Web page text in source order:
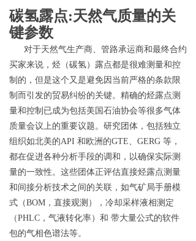
碳氢露点:天然气质量的关
键参数
对于天然气生产商、管路承运商和最终合约
买家来说，烃（碳氢）露点都是很难测量和控
制的，但是这个又是避免因当前严格的条款限
制而引发的贸易纠纷的关键。精确的烃露点测
量和控制已成为包括美国石油协会等很多气体
质量会议上的重要议题。研究团体，包括独立
组织如北美的API 和欧洲 的GTE、 GERG 等，
都在促进各种分析手段的调和，以确保实际测
量的一致性。这些团体正评估直接烃露点测量
和间接分析技术之间的关联，如气矿局手册模
式 （BOM ，直接观测），冷却采样液相测定
（PHLC ，气液转化率） 和 带大量公式的软件
包的气相色谱法等。